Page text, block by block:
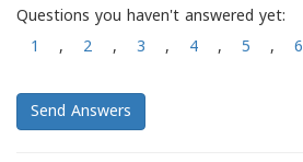
Questions you haven't answered yet:
1
, 2 , 3 , 4 , 5 , 6